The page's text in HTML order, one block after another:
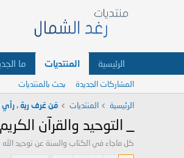
الرئيسية المنتديات ما
المشاركات الجديدة بحث بالمنتديات
الرئيسية المنتديات مَن عَرف ربهُ ، رأي
_ التوحيد والقرآن
كل ماجاء في الكتاب والسنة عن توحيد الله